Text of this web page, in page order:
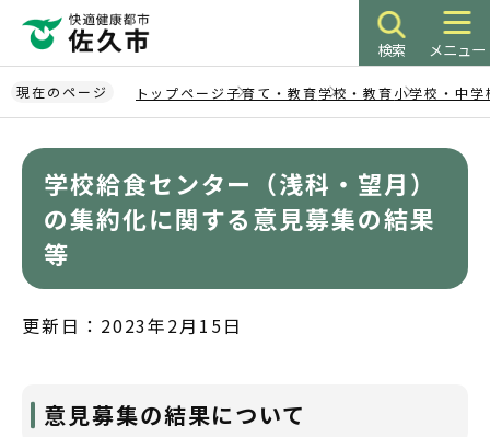
ペ
ー
ジ
検索 メニュー
現在のページ トップページ 子育て・教育学校・教育小学校・中学
学校給食センター（浅科・望月）
の集約化に関する意見募集の結果
等
更新日：2023年2月15日
意見募集の結果について